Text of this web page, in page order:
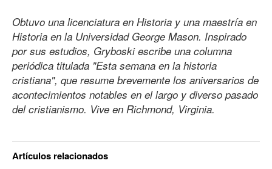
Obtuvo una licenciatura en Historia y una maestría en
Historia en la Universidad George Mason. Inspirado
por sus estudios, Gryboski escribe una columna
periódica titulada "Esta semana en la historia
cristiana", que resume brevemente los aniversarios de
acontecimientos notables en el largo y diverso pasado
del cristianismo. Vive en Richmond, Virginia.
Artículos relacionados